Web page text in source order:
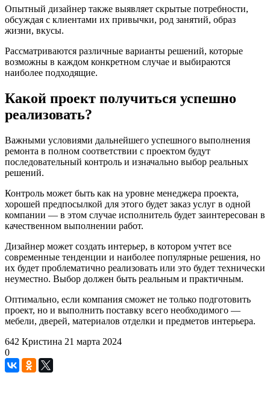
Опытный дизайнер также выявляет скрытые потребности,
обсуждая с клиентами их привычки, род занятий, образ
жизни, вкусы.
Рассматриваются различные варианты решений, которые
возможны в каждом конкретном случае и выбираются
наиболее подходящие.
Какой проект получиться успешно
реализовать?
Важными условиями дальнейшего успешного выполнения
ремонта в полном соответствии с проектом будут
последовательный контроль и изначально выбор реальных
решений.
Контроль может быть как на уровне менеджера проекта,
хорошей предпосылкой для этого будет заказ услуг в одной
компании — в этом случае исполнитель будет заинтересован в
качественном выполнении работ.
Дизайнер может создать интерьер, в котором учтет все
современные тенденции и наиболее популярные решения, но
их будет проблематично реализовать или это будет технически
неуместно. Выбор должен быть реальным и практичным.
Оптимально, если компания сможет не только подготовить
проект, но и выполнить поставку всего необходимого —
мебели, дверей, материалов отделки и предметов интерьера.
642 Кристина 21 марта 2024
0